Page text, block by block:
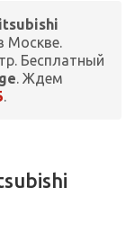
Москве.
Бесплатный
. Ждем
.